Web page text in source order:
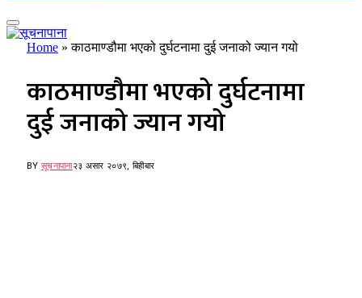
Home »काठमाण्डौमा भएको दुर्घटनामा दुई जनाको ज्यान गयो
काठमाण्डौमा भएको दुर्घटनामा
दुई जनाको ज्यान गयो
BY सूचनापाना२३ असार २०७९, बिहीबार